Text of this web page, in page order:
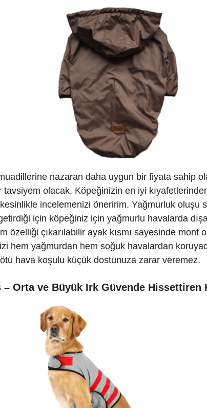
nazaran daha uygun bir fiyata sahip
tavsiyem olacak. Köpeğinizin en iyi
incelemenizi öneririm. Yağmurluk oluşu
için köpeğiniz için yağmurlu havalarda
özelliği çıkarılabilir ayak kısmı sayesinde mont
hem yağmurdan hem soğuk havalardan
hava koşulu küçük dostunuza zarar veremez.
– Orta ve Büyük Irk Güvende Hissettiren